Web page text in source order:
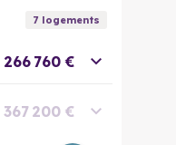
7logements
266 760 €
367 200 €